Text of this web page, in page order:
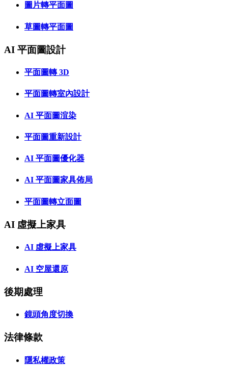
圖片轉平面圖
草圖轉平面圖
AI 平面圖設計
平面圖轉 3D
平面圖轉室內設計
AI 平面圖渲染
平面圖重新設計
AI 平面圖優化器
AI 平面圖家具佈局
平面圖轉立面圖
AI 虛擬上家具
AI 虛擬上家具
AI 空屋還原
後期處理
鏡頭角度切換
法律條款
隱私權政策